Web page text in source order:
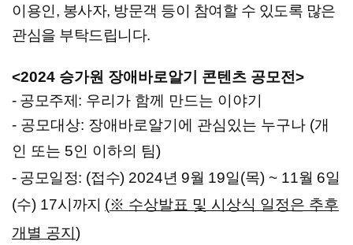
이용인, 봉사자, 방문객 등이 참여할 수 있도록 많은
관심을 부탁드립니다.
<2024 승가원 장애바로알기 콘텐츠 공모전>
- 공모주제 : 우리가 함께 만드는 이야기
- 공모대상: 장애바로알기에 관심있는 누구나 (개
인 또는 5인 이하의 팀)
- 공모일정: (접수) 2024년 9월 19일(목) ~ 11월 6일
(수) 17시까지 (※ 수상발표 및 시상식 일정은 추후
개별 공지 )